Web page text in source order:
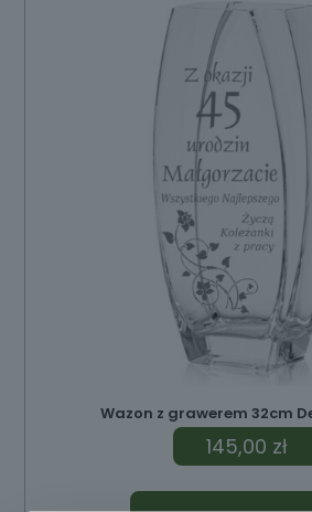
Wazon z grawerem 32cm
145,00 zł